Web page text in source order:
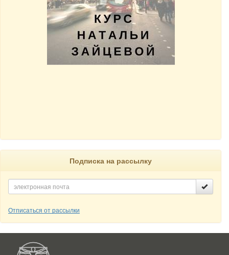
Подписка на рассылку
Отписаться от рассылки